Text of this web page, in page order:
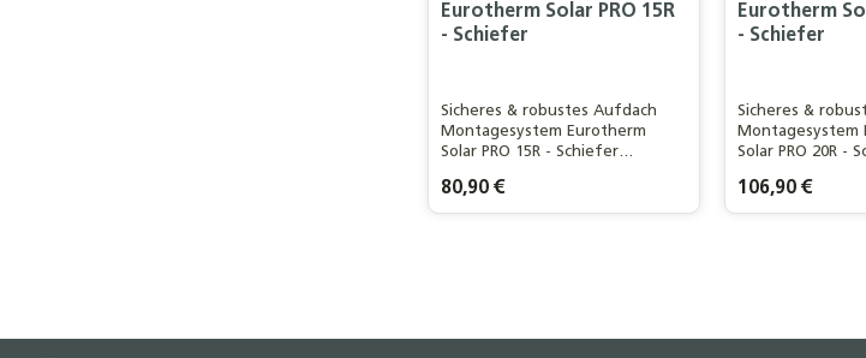
Eurotherm Solar PRO 15R
- Schiefer
Sicheres & robustes Aufdach
Montagesystem Eurotherm
Solar PRO 15R - Schiefer
in Germany
Regulärer Preis:
80,90 €
Eurotherm
- Schiefer
Sicheres &
Montagesystem
Solar PRO 20R -
in Germany
Regulärer Preis:
106,90 €